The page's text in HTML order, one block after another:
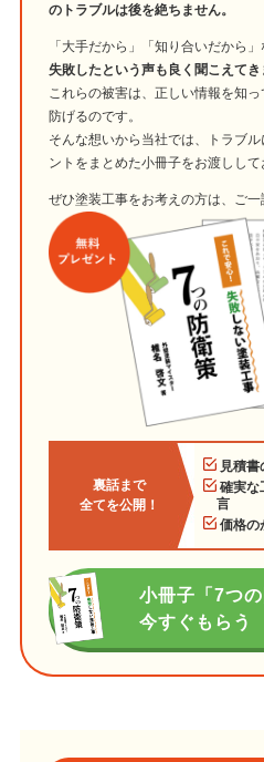
のトラブルは後を絶ちません。
「大手だから」「知り合いだから
失敗したという声も良く聞こえてき
これらの被害は、正しい情報を知
防げるのです。
そんな想いから当社では、トラブ
ントをまとめた小冊子をお渡しして
ぜひ塗装工事をお考えの方は、ご一
裏話まで
全てを公開！
見積
確実な
言
価格の
小冊子「7つ
今すぐもらう